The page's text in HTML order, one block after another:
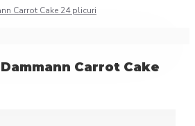
Carrot Cake 24 plicuri
Carrot Cake